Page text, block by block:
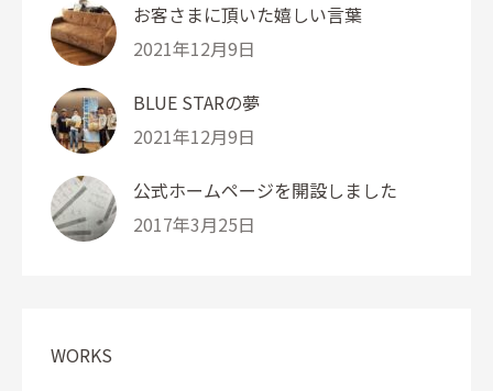
お客さまに頂いた嬉しい言葉
2021年12月9日
BLUE STARの夢
2021年12月9日
公式ホームページを開設しました
2017年3月25日
WORKS